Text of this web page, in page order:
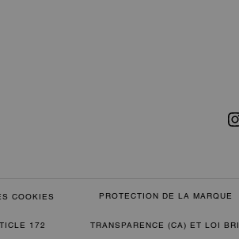
COOKIES PROTECTION DE LA MARQUE
172 TRANSPARENCE (CA) ET LOI